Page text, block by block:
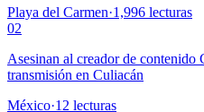
Playa del Carmen·1,996 lecturas
02
Asesinan al creador de contenido
transmisión en Culiacán
México·12 lecturas